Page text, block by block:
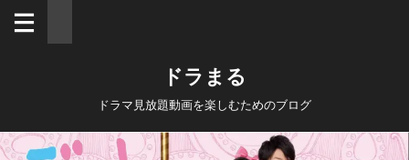
ドラまる
ドラマ見放題動画を楽しむためのブログ